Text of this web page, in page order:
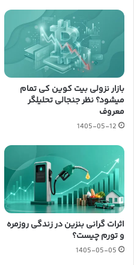
بازار نزولی بیت کوین کی تمام
میشود؟ نظر جنجالی تحلیلگر
معروف
1405-05-12
اثرات گرانی بنزین در زندگی روزمره
و تورم چیست؟
1405-05-05